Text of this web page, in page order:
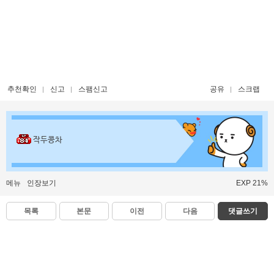
추천확인 신고 스팸신고 공유 스크랩
작두콩차
메뉴 인장보기 EXP 21%
목록 본문 이전 다음 댓글쓰기